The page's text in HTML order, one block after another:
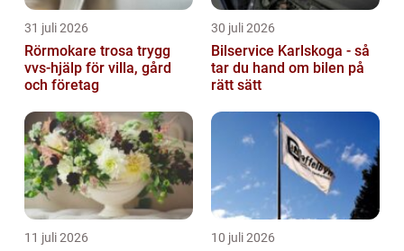
31 juli 2026
Rörmokare trosa trygg
vvs-hjälp för villa, gård
och företag
30 juli 2026
Bilservice Karlskoga - så
tar du hand om bilen på
rätt sätt
11 juli 2026 10 juli 2026